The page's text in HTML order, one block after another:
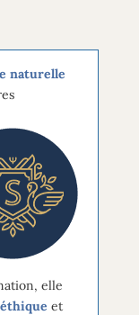
naturelle
elle
éthique et